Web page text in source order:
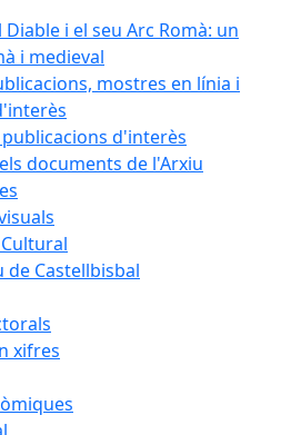
Diable i el seu Arc Romà: un
i medieval
mostres en línia i
d'interès
documents de l'Arxiu
de Castellbisbal
xifres